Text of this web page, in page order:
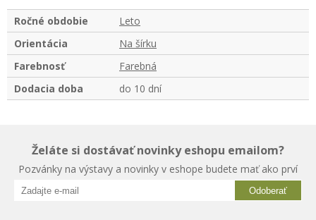
Ročné obdobie
Leto
Orientácia
Na šírku
Farebnosť
Farebná
Dodacia doba
do 10 dní
Želáte si dostávať novinky eshopu emailom?
Pozvánky na výstavy a novinky v eshope budete mať ako prví
Odoberať